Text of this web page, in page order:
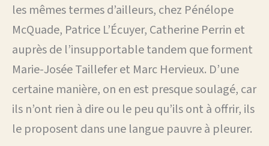
les mêmes termes d’ailleurs, chez Pénélope
McQuade, Patrice L’Écuyer, Catherine Perrin et
auprès de l’insupportable tandem que forment
Marie-Josée Taillefer et Marc Hervieux. D’une
certaine manière, on en est presque soulagé, car
ils n’ont rien à dire ou le peu qu’ils ont à offrir, ils
le proposent dans une langue pauvre à pleurer.